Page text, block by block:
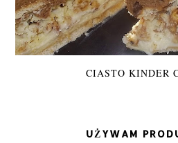
CIASTO KINDER
UŻYWAM